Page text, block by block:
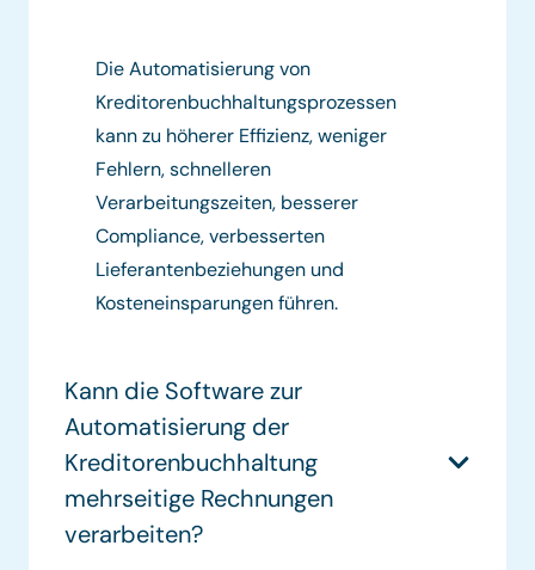
Die Automatisierung von
Kreditorenbuchhaltungsprozessen
kann zu höherer Effizienz, weniger
Fehlern, schnelleren
Verarbeitungszeiten, besserer
Compliance, verbesserten
Lieferantenbeziehungen und
Kosteneinsparungen führen.
Kann die Software zur
Automatisierung der
Kreditorenbuchhaltung
mehrseitige Rechnungen
verarbeiten?